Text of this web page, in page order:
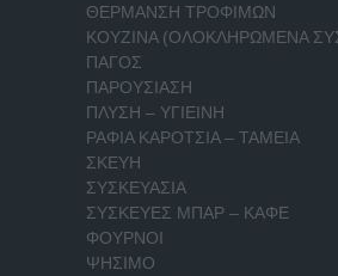
ΘΕΡΜΑΝΣΗ ΤΡΟΦΙΜΩΝ
ΚΟΥΖΙΝΑ (ΟΛΟΚΛΗΡΩΜΕΝΑ
ΠΑΓΟΣ
ΠΑΡΟΥΣΙΑΣΗ
ΠΛΥΣΗ – ΥΓΙΕΙΝΗ
ΡΑΦΙΑ ΚΑΡΟΤΣΙΑ – ΤΑΜΕΙΑ
ΣΚΕΥΗ
ΣΥΣΚΕΥΑΣΙΑ
ΣΥΣΚΕΥΕΣ ΜΠΑΡ – ΚΑΦΕ
ΦΟΥΡΝΟΙ
ΨΗΣΙΜΟ